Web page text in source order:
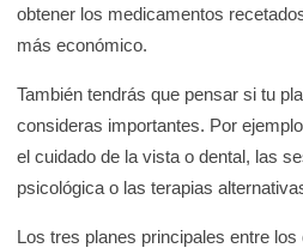
obtener los medicamentos
más económico.
También tendrás que pensar si tu
consideras importantes. Por
el cuidado de la vista o dental, las
psicológica o las terapias
Los tres planes principales entre